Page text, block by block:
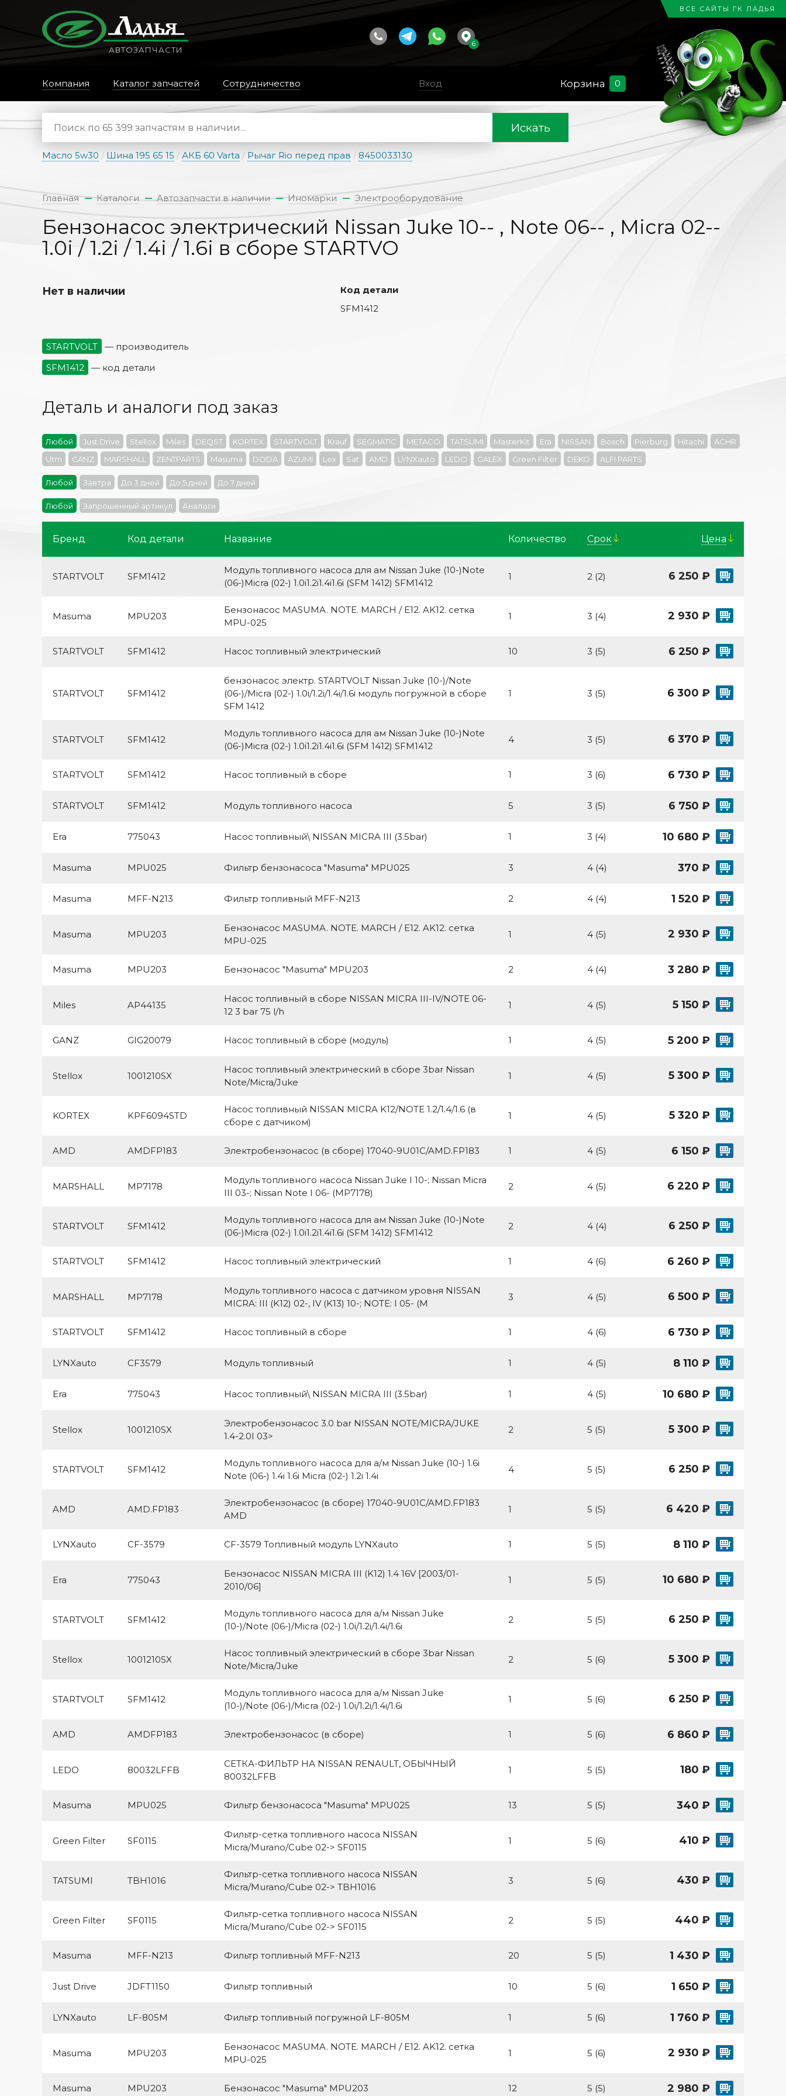
ВСЕ САЙТЫ ГК ЛАДЬЯ
АВТОЗАПЧАСТИ
6
Компания Каталог запчастей Сотрудничество Вход Корзина 0
Искать
Масло 5w30 / Шина 195 65 15 / АКБ 60 Varta / Рычаг Rio перед прав / 8450033130
Главная Каталоги Автозапчасти в наличии Иномарки Электрооборудование
Бензонасос электрический Nissan Juke 10-- , Note 06-- , Micra 02--
1.0i / 1.2i / 1.4i / 1.6i в сборе STARTVO
Нет в наличии
Код детали
SFM1412
STARTVOLT
— производитель
SFM1412
— код детали
Деталь и аналоги под заказ
Любой Just Drive Stellox Miles DEQST KORTEX STARTVOLT Krauf SEGMATIC METACO TATSUMI MasterKit Era NISSAN Bosch Pierburg Hitachi
ACHR
Utm
GANZ MARSHALL ZENTPARTS Masuma DODA AZUMI Lex Sat AMD LYNXauto LEDO GALEX Green Filter DEKO ALFI PARTS
Любой Завтра До 3 дней До 5 дней До 7 дней
Любой Запрошенный артикул Аналоги
Бренд Код детали Название Количество Cрок Цена
STARTVOLT SFM1412
Модуль топливного насоса для ам Nissan Juke (10-)Note
(06-)Micra (02-) 1.0i1.2i1.4i1.6i (SFM 1412) SFM1412
1 2 (2) 6 250 ₽
Masuma MPU203
Бензонасос MASUMA. NOTE. MARCH / E12. AK12. сетка
MPU-025
1 3 (4) 2 930 ₽
STARTVOLT SFM1412 Насос топливный электрический 10 3 (5) 6 250 ₽
STARTVOLT SFM1412
бензонасос электр. STARTVOLT Nissan Juke (10-)/Note
(06-)/Micra (02-) 1.0i/1.2i/1.4i/1.6i модуль погружной в сборе
SFM 1412
1 3 (5) 6 300 ₽
STARTVOLT SFM1412
Модуль топливного насоса для ам Nissan Juke (10-)Note
(06-)Micra (02-) 1.0i1.2i1.4i1.6i (SFM 1412) SFM1412
4 3 (5) 6 370 ₽
STARTVOLT SFM1412 Насос топливный в сборе 1 3 (6) 6 730 ₽
STARTVOLT SFM1412 Модуль топливного насоса 5 3 (5) 6 750 ₽
Era 775043 Насос топливный\ NISSAN MICRA III (3.5bar) 1 3 (4) 10 680 ₽
Masuma MPU025 Фильтр бензонасоса "Masuma" MPU025 3 4 (4) 370 ₽
Masuma MFF-N213 Фильтр топливный MFF-N213 2 4 (4) 1 520 ₽
Masuma MPU203
Бензонасос MASUMA. NOTE. MARCH / E12. AK12. сетка
MPU-025
1 4 (5) 2 930 ₽
Masuma MPU203 Бензонасос "Masuma" MPU203 2 4 (4) 3 280 ₽
Miles AP44135
Насос топливный в сборе NISSAN MICRA III-IV/NOTE 06-
12 3 bar 75 l/h
1 4 (5) 5 150 ₽
GANZ GIG20079 Насос топливный в сборе (модуль) 1 4 (5) 5 200 ₽
Stellox 1001210SX
Насос топливный электрический в сборе 3bar Nissan
Note/Micra/Juke
1 4 (5) 5 300 ₽
KORTEX KPF6094STD
Насос топливный NISSAN MICRA K12/NOTE 1.2/1.4/1.6 (в
сборе с датчиком)
1 4 (5) 5 320 ₽
AMD AMDFP183 Электробензонасос (в сборе) 17040-9U01C/AMD.FP183 1 4 (5) 6 150 ₽
MARSHALL MP7178
Модуль топливного насоса Nissan Juke I 10-; Nissan Micra
III 03-; Nissan Note I 06- (MP7178)
2 4 (5) 6 220 ₽
STARTVOLT SFM1412
Модуль топливного насоса для ам Nissan Juke (10-)Note
(06-)Micra (02-) 1.0i1.2i1.4i1.6i (SFM 1412) SFM1412
2 4 (4) 6 250 ₽
STARTVOLT SFM1412 Насос топливный электрический 1 4 (6) 6 260 ₽
MARSHALL MP7178
Модуль топливного насоса с датчиком уровня NISSAN
MICRA: III (K12) 02-, IV (K13) 10-; NOTE: I 05- (M
3 4 (5) 6 500 ₽
STARTVOLT SFM1412 Насос топливный в сборе 1 4 (6) 6 730 ₽
LYNXauto CF3579 Модуль топливный 1 4 (5) 8 110 ₽
Era 775043 Насос топливный\ NISSAN MICRA III (3.5bar) 1 4 (5) 10 680 ₽
Stellox 1001210SX
Электробензонасос 3.0 bar NISSAN NOTE/MICRA/JUKE
1.4-2.0I 03>
2 5 (5) 5 300 ₽
STARTVOLT SFM1412
Модуль топливного насоса для а/м Nissan Juke (10-) 1.6i
Note (06-) 1.4i 1.6i Micra (02-) 1.2i 1.4i
4 5 (5) 6 250 ₽
AMD AMD.FP183
Электробензонасос (в сборе) 17040-9U01C/AMD.FP183
AMD
1 5 (5) 6 420 ₽
LYNXauto CF-3579 CF-3579 Топливный модуль LYNXauto 1 5 (5) 8 110 ₽
Era 775043
Бензонасос NISSAN MICRA III (K12) 1.4 16V [2003/01-
2010/06]
1 5 (5) 10 680 ₽
STARTVOLT SFM1412
Модуль топливного насоса для а/м Nissan Juke
(10-)/Note (06-)/Micra (02-) 1.0i/1.2i/1.4i/1.6i
2 5 (5) 6 250 ₽
Stellox 1001210SX
Насос топливный электрический в сборе 3bar Nissan
Note/Micra/Juke
2 5 (6) 5 300 ₽
STARTVOLT SFM1412
Модуль топливного насоса для а/м Nissan Juke
(10-)/Note (06-)/Micra (02-) 1.0i/1.2i/1.4i/1.6i
1 5 (6) 6 250 ₽
AMD AMDFP183 Электробензонасос (в сборе) 1 5 (6) 6 860 ₽
LEDO 80032LFFB
СЕТКА-ФИЛЬТР НА NISSAN RENAULT, ОБЫЧНЫЙ
80032LFFB
1 5 (5) 180 ₽
Masuma MPU025 Фильтр бензонасоса "Masuma" MPU025 13 5 (5) 340 ₽
Green Filter SF0115
Фильтр-сетка топливного насоса NISSAN
Micra/Murano/Cube 02-> SF0115
1 5 (6) 410 ₽
TATSUMI TBH1016
Фильтр-сетка топливного насоса NISSAN
Micra/Murano/Cube 02-> TBH1016
3 5 (6) 430 ₽
Green Filter SF0115
Фильтр-сетка топливного насоса NISSAN
Micra/Murano/Cube 02-> SF0115
2 5 (5) 440 ₽
Masuma MFF-N213 Фильтр топливный MFF-N213 20 5 (5) 1 430 ₽
Just Drive JDFT1150 Фильтр топливный 10 5 (6) 1 650 ₽
LYNXauto LF-805M Фильтр топливный погружной LF-805M 1 5 (6) 1 760 ₽
Masuma MPU203
Бензонасос MASUMA. NOTE. MARCH / E12. AK12. сетка
MPU-025
1 5 (6) 2 930 ₽
Masuma MPU203 Бензонасос "Masuma" MPU203 12 5 (5) 2 980 ₽